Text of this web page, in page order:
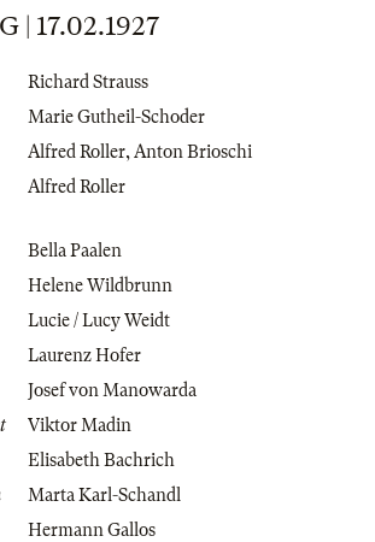
| 17.02.1927
Richard Strauss
Marie Gutheil-Schoder
Alfred Roller,Anton Brioschi
Alfred Roller
Bella Paalen
Helene Wildbrunn
Lucie / Lucy Weidt
Laurenz Hofer
Josef von Manowarda
Viktor Madin
Elisabeth Bachrich
Marta Karl-Schandl
Hermann Gallos